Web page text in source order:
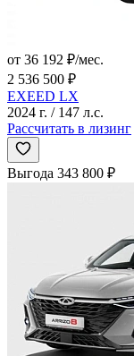
от 36 192 ₽/мес.
2 536 500 ₽
EXEED LX
2024 г. / 147 л.с.
Рассчитать в лизинг
Выгода 343 800 ₽